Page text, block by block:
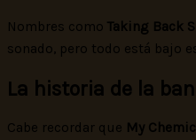
Nombres como Taking Back
sonado, pero todo está bajo
La historia de la
Cabe recordar que My